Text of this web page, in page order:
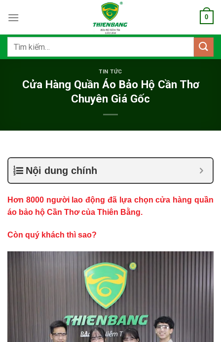
qua
dung
0
Tìm
TIN TỨC
Cửa Hàng Quần Áo Bảo Hộ Cần Thơ
Chuyên Giá Gốc
Nội dung chính
Hơn 8000 người lao động đã lựa chọn cửa hàng quần
áo bảo hộ Cần Thơ của Thiên Bằng.
Còn quý khách thì sao?